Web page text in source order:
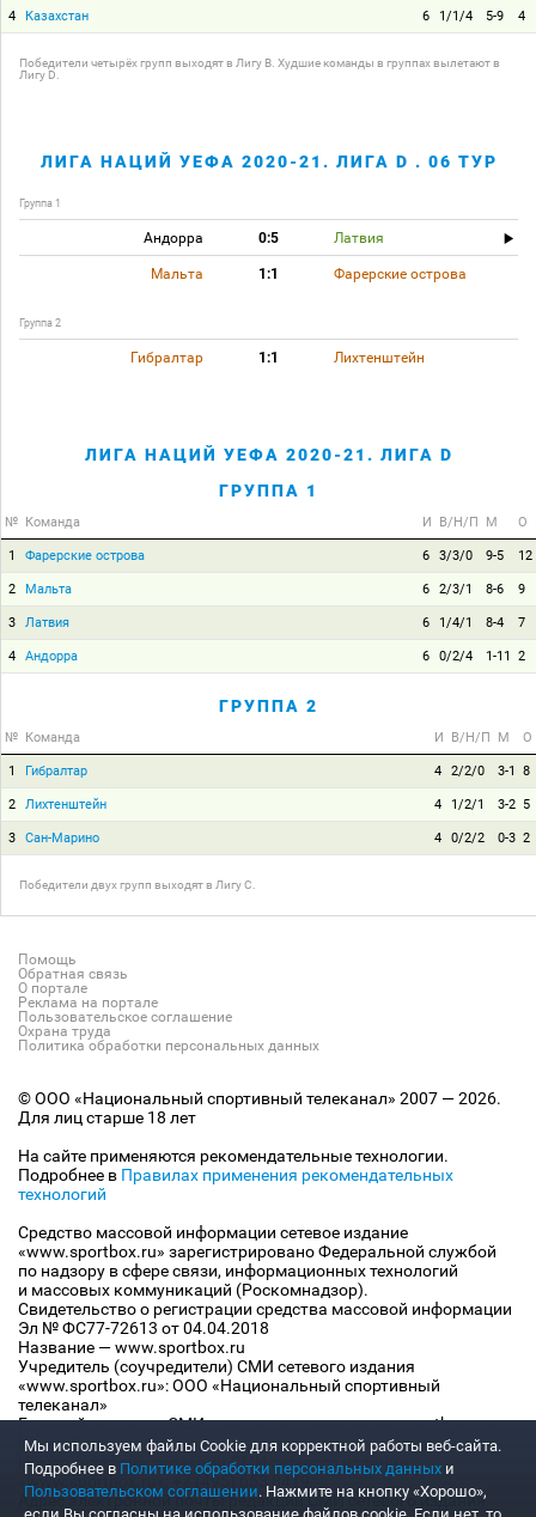
4 Казахстан 6 1/1/4 5-9 4
Победители четырёх групп выходят в Лигу B. Худшие команды в группах вылетают в
Лигу D.
ЛИГА НАЦИЙ УЕФА 2020-21. ЛИГА D . 06 ТУР
Группа 1
Андорра 0:5 Латвия
Мальта 1:1 Фарерские острова
Группа 2
Гибралтар 1:1 Лихтенштейн
ЛИГА НАЦИЙ УЕФА 2020-21. ЛИГА D
ГРУППА 1
№ Команда И В/Н/П М О
1 Фарерские острова 6 3/3/0 9-5 12
2 Мальта 6 2/3/1 8-6 9
3 Латвия 6 1/4/1 8-4 7
4 Андорра 6 0/2/4 1-11 2
ГРУППА 2
№ Команда И В/Н/П М О
1 Гибралтар 4 2/2/0 3-1 8
2 Лихтенштейн 4 1/2/1 3-2 5
3 Сан-Марино 4 0/2/2 0-3 2
Победители двух групп выходят в Лигу C.
Помощь
Обратная связь
О портале
Реклама на портале
Пользовательское соглашение
Охрана труда
Политика обработки персональных данных
© ООО «Национальный спортивный телеканал» 2007 — 2026.
Для лиц старше 18 лет
На сайте применяются рекомендательные технологии.
Подробнее в Правилах применения рекомендательных
технологий
Средство массовой информации сетевое издание
«www.sportbox.ru» зарегистрировано Федеральной службой
по надзору в сфере связи, информационных технологий
и массовых коммуникаций (Роскомнадзор).
Свидетельство о регистрации средства массовой информации
Эл № ФС77-72613 от 04.04.2018
Название — www.sportbox.ru
Учредитель (соучредители) СМИ сетевого издания
«www.sportbox.ru»: ООО «Национальный спортивный
телеканал»
Главный редактор СМИ сетевого издания «www.sportbox.ru»:
Конов В.А.
Номер телефона редакции СМИ сетевого издания
«www.sportbox.ru»: +7 (495) 653 8419
Адрес электронной почты редакции СМИ сетевого издания
Мы используем файлы Сookie для корректной работы веб-сайта.
Подробнее в Политике обработки персональных данных и
Пользовательском соглашении. Нажмите на кнопку «Хорошо»,